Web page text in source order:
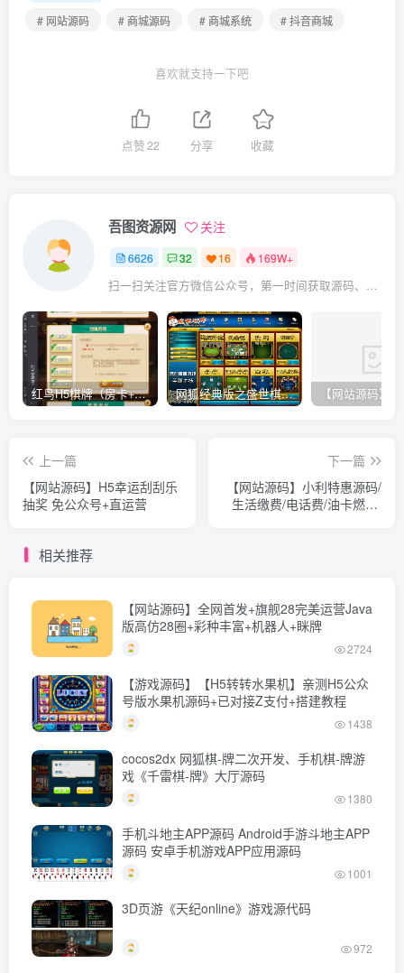
# 网站源码 # 商城源码 # 商城系统 # 抖音商城
喜欢就支持一下吧
点赞22 分享 收藏
吾图资源网 关注
6626 32 16 169W+
扫一扫关注官方微信公众号，第一时间获取源码、网赚项目资源教程，自媒体等知识干货，让互联网创业赚钱更简单。
红鸟H5棋牌（房卡+金币）全套双模式游戏源码 网狐经典版之盛世棋牌完整游戏源码（包含文档、架设教程、网站、源代码等）
上一篇
【网站源码】H5幸运刮刮乐
抽奖 免公众号+直运营
下一篇
【网站源码】小利特惠源码/
生活缴费/电话费/油卡燃气/
相关推荐
【网站源码】全网首发+旗舰28完美运营Java
版高仿28圈+彩种丰富+机器人+眯牌
2724
【游戏源码】【H5转转水果机】亲测H5公众
号版水果机源码+已对接Z支付+搭建教程
1438
cocos2dx 网狐棋-牌二次开发、手机棋-牌游
戏《千雷棋-牌》大厅源码
1380
手机斗地主APP源码 Android手游斗地主APP
源码 安卓手机游戏APP应用源码
1001
3D页游《天纪online》游戏源代码
972